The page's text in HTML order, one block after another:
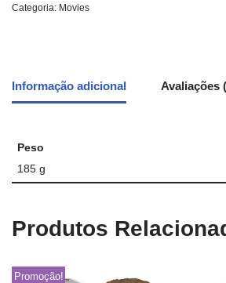
Categoria: Movies
Informação adicional Avaliações
Peso
185 g
Produtos
Promoção!